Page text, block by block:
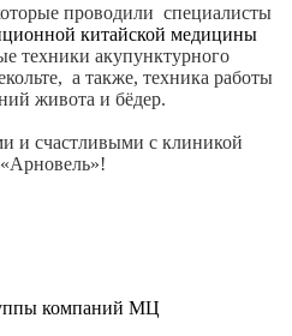
проводили специалисты
китайской медицины
техники акупунктурного
а также, техника работы
живота и бёдер.
и счастливыми с клиникой
компаний МЦ